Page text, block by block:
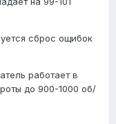
сброс ощибок
работает в
до 900-1000 об/